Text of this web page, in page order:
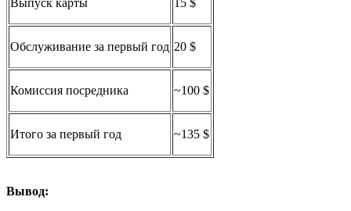
Выпуск карты 15 $
Обслуживание за первый год 20 $
Комиссия посредника ~100 $
Итого за первый год ~135 $
Вывод: